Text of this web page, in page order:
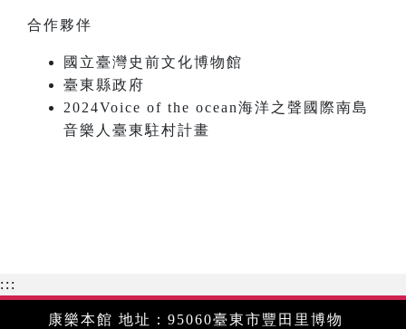
合作夥伴
國立臺灣史前文化博物館
臺東縣政府
2024Voice of the ocean海洋之聲國際南島
音樂人臺東駐村計畫
:::
康樂本館 地址：95060臺東市豐田里博物